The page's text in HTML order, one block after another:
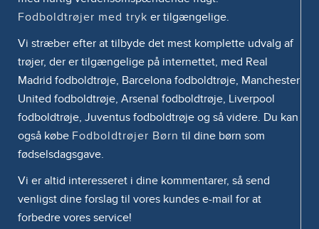
Fodboldtrøjer med tryk er tilgængelige.
Vi stræber efter at tilbyde det mest komplette udvalg af
trøjer, der er tilgængelige på internettet, med Real
Madrid fodboldtrøje, Barcelona fodboldtrøje, Manchester
United fodboldtrøje, Arsenal fodboldtrøje, Liverpool
fodboldtrøje, Juventus fodboldtrøje og så videre. Du kan
også købe Fodboldtrøjer Børn til dine børn som
fødselsdagsgave.
Vi er altid interesseret i dine kommentarer, så send
venligst dine forslag til vores kundes e-mail for at
forbedre vores service!